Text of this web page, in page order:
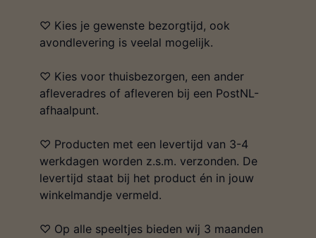
♡ Kies je gewenste bezorgtijd, ook
avondlevering is veelal mogelijk.
♡ Kies voor thuisbezorgen, een ander
afleveradres of afleveren bij een PostNL-
afhaalpunt.
♡ Producten met een levertijd van 3-4
werkdagen worden z.s.m. verzonden. De
levertijd staat bij het product én in jouw
winkelmandje vermeld.
♡ Op alle speeltjes bieden wij 3 maanden